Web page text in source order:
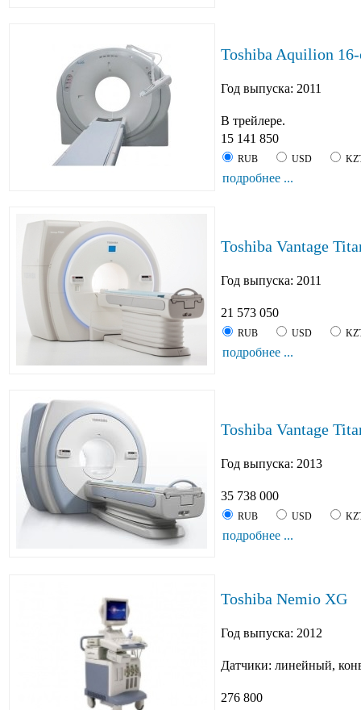
Toshiba Aquilion 16-
Год выпуска: 2011
В трейлере.
15 141 850
RUB USD
подробнее ...
Toshiba Vantage
Год выпуска: 2011
21 573 050
RUB USD
подробнее ...
Toshiba Vantage
Год выпуска: 2013
35 738 000
RUB USD
подробнее ...
Toshiba Nemio XG
Год выпуска: 2012
Датчики: линейный,
276 800